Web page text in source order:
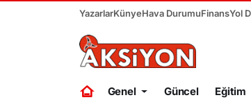
YazarlarKünyeHava DurumuFinansYol
Genel Güncel Eğitim